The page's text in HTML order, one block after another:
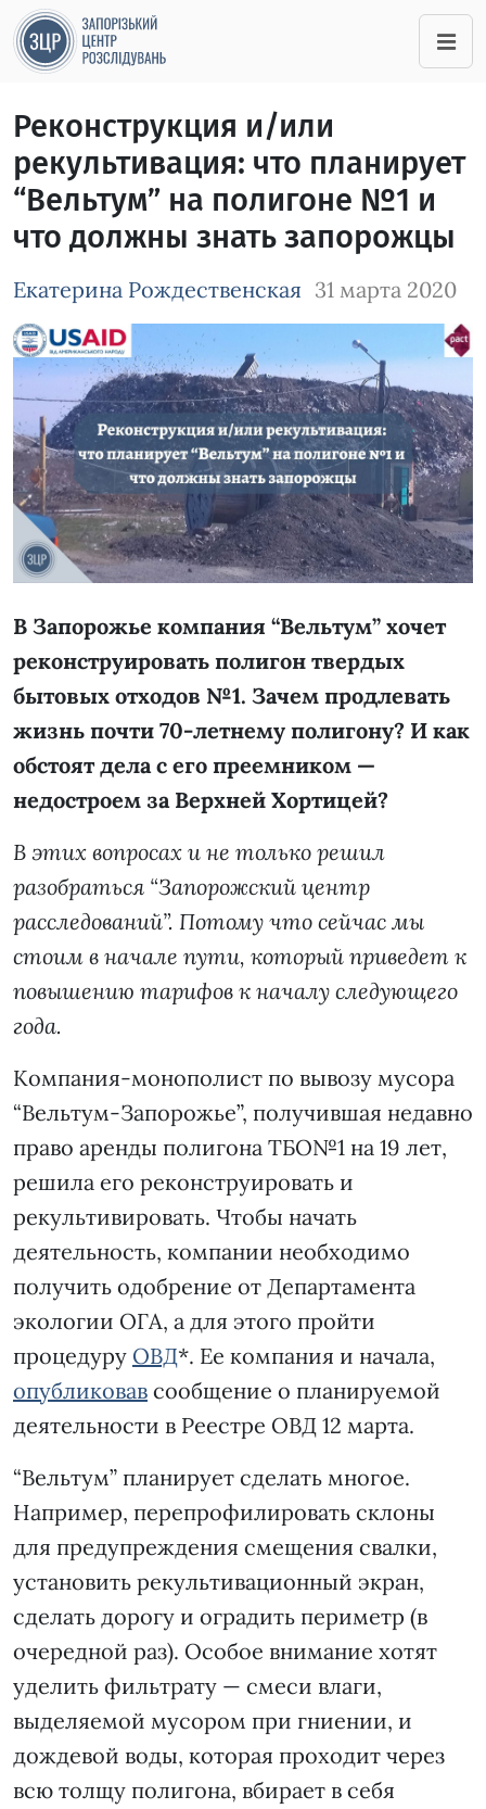
Реконструкция и/или
рекультивация: что планирует
“Вельтум” на полигоне №1 и
что должны знать запорожцы
Екатерина Рождественская 31 марта 2020
Зображення завантажується
В Запорожье компания “Вельтум” хочет
реконструировать полигон твердых
бытовых отходов №1. Зачем продлевать
жизнь почти 70-летнему полигону? И как
обстоят дела с его преемником —
недостроем за Верхней Хортицей?
В этих вопросах и не только решил
разобраться “Запорожский центр
расследований”. Потому что сейчас мы
стоим в начале пути, который приведет к
повышению тарифов к началу следующего
года.
Компания-монополист по вывозу мусора
“Вельтум-Запорожье”, получившая недавно
право аренды полигона ТБО№1 на 19 лет,
решила его реконструировать и
рекультивировать. Чтобы начать
деятельность, компании необходимо
получить одобрение от Департамента
экологии ОГА, а для этого пройти
процедуру ОВД*. Ее компания и начала,
опубликовав сообщение о планируемой
деятельности в Реестре ОВД 12 марта.
“Вельтум” планирует сделать многое.
Например, перепрофилировать склоны
для предупреждения смещения свалки,
установить рекультивационный экран,
сделать дорогу и оградить периметр (в
очередной раз). Особое внимание хотят
уделить фильтрату — смеси влаги,
выделяемой мусором при гниении, и
дождевой воды, которая проходит через
всю толщу полигона, вбирает в себя